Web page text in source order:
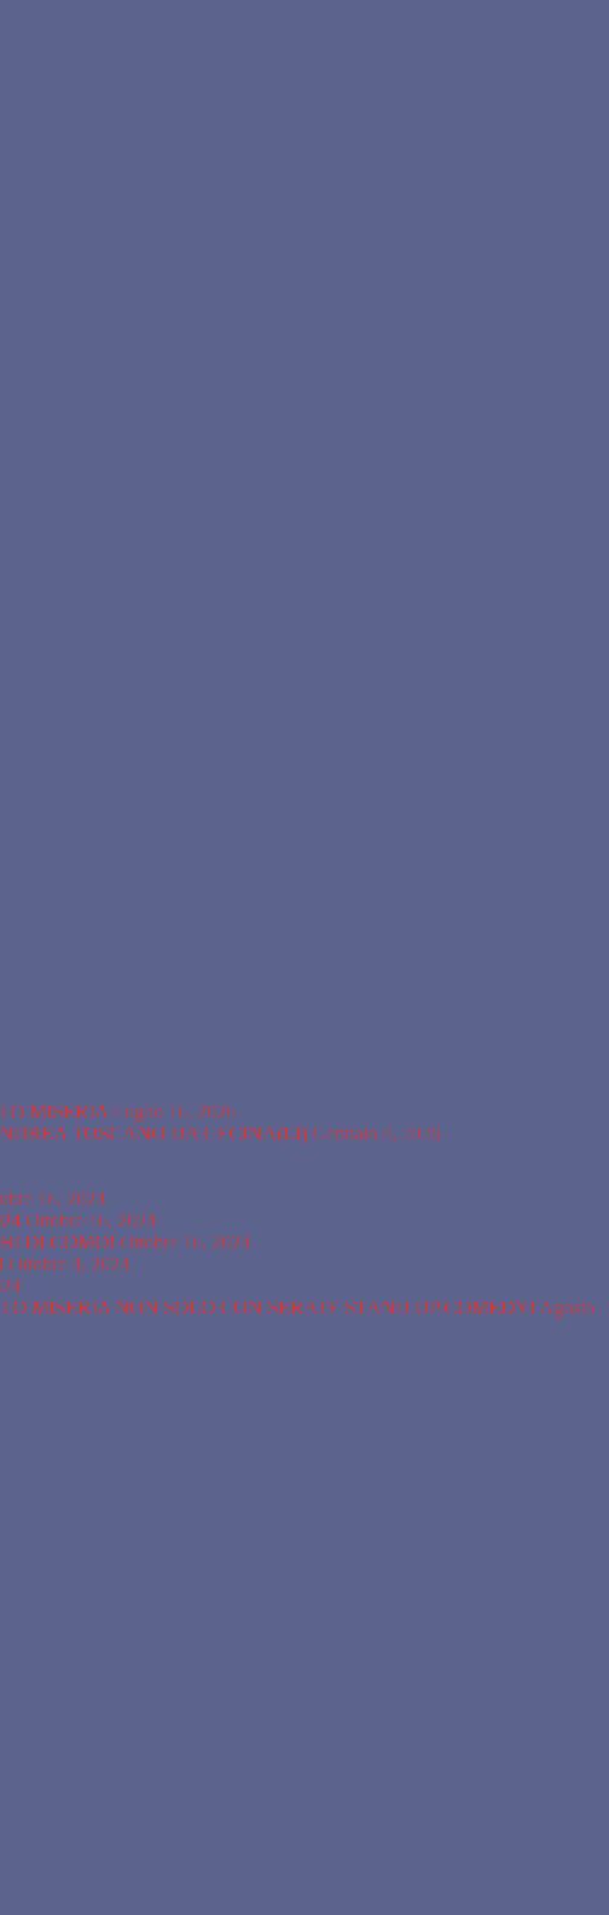
O MISERIA Luglio 16, 2026
TOSCANO DA CECINA(LI) Gennaio 4, 2026
16, 2024
Ottobre 16, 2024
DI COMO! Ottobre 16, 2024
Ottobre 4, 2024
MISERIA NON SOLO CON SERATE STAND UP COMEDY! Agosto